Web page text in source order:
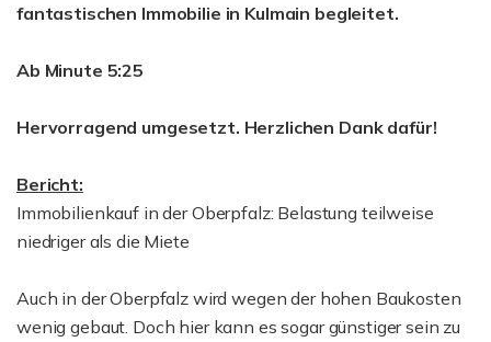
fantastischen Immobilie in Kulmain begleitet.
Ab Minute 5:25
Hervorragend umgesetzt. Herzlichen Dank dafür!
Bericht:
Immobilienkauf in der Oberpfalz: Belastung teilweise
niedriger als die Miete
Auch in der Oberpfalz wird wegen der hohen Baukosten
wenig gebaut. Doch hier kann es sogar günstiger sein zu